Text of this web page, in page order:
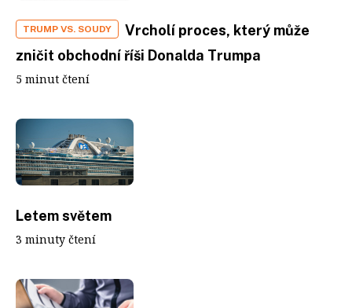
TRUMP VS. SOUDY
Vrcholí proces, který může
zničit obchodní říši Donalda Trumpa
5 minut čtení
Letem světem
3 minuty čtení